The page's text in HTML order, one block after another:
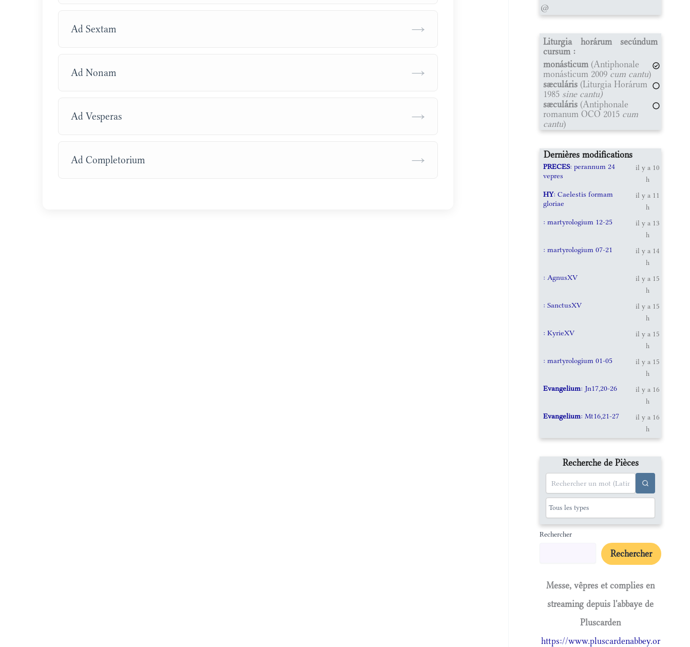
Ad Sextam →
Ad Nonam →
Ad Vesperas →
Ad Completorium →
@
Liturgia horárum secúndum
cursum :
monásticum (Antiphonale
monásticum 2009 cum cantu)
sæculáris (Liturgia Horárum
1985 sine cantu)
sæculáris (Antiphonale
romanum OCO 2015 cum
cantu)
Dernières modifications
PRECES: perannum 24
vepres
il y a 10
h
HY: Caelestis formam
gloriae
il y a 11
h
: martyrologium 12-25
il y a 13
h
: martyrologium 07-21
il y a 14
h
: AgnusXV
il y a 15
h
: SanctusXV
il y a 15
h
: KyrieXV
il y a 15
h
: martyrologium 01-05
il y a 15
h
Evangelium: Jn17,20-26
il y a 16
h
Evangelium: Mt16,21-27
il y a 16
h
Recherche de Pièces
Rechercher
Rechercher
Messe, vêpres et complies en
streaming depuis l'abbaye de
Pluscarden
https://www.pluscardenabbey.or